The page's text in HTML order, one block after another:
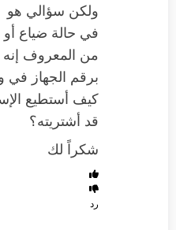
ولكن سؤالي هو
في حالة ضياع
من المعروف
برقم الجهاز
كيف أستطيع
قد أشتريته؟
شكراً لك
رد